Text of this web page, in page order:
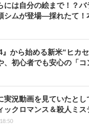
には自分の絵まで！？
シムが登場―採れたて！
』から始める新米“ヒカ
、初心者でも安心の「
実況動画を見ていたと
ックロマンス＆殺人ミ